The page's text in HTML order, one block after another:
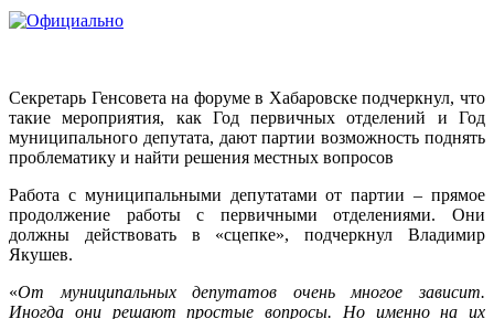
Секретарь Генсовета на форуме в Хабаровске подчеркнул, что
такие мероприятия, как Год первичных отделений и Год
муниципального депутата, дают партии возможность поднять
проблематику и найти решения местных вопросов
Работа с муниципальными депутатами от партии – прямое
продолжение работы с первичными отделениями. Они
должны действовать в «сцепке», подчеркнул Владимир
Якушев.
«От муниципальных депутатов очень многое зависит.
Иногда они решают простые вопросы. Но именно на их